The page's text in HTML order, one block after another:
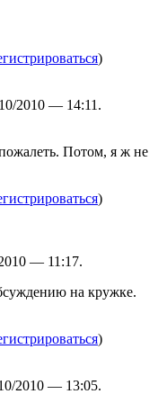
)
2010 — 14:11.
Потом, я ж не
)
— 11:17.
на кружке.
)
2010 — 13:05.